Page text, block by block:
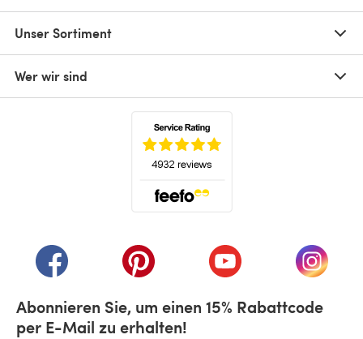
Unser Sortiment
Wer wir sind
(öffnet sich in einem neuen Tab)
(öffnet sich in einem neuen Tab)
(öffnet sich in einem
(öffnet
Abonnieren Sie, um einen 15% Rabattcode
per E-Mail zu erhalten!